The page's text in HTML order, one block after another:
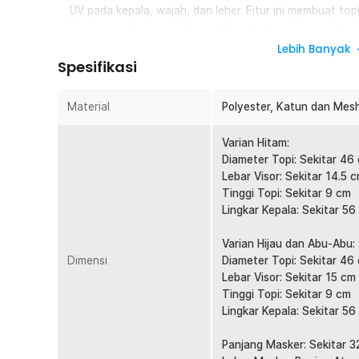
UV pada kepala, wajah, dan leher. Fitur ini membuat
memancing, trekking, hingga pekerjaan lapangan.
Desain Visor Lebar 360° + Masker Leher
masker membantu mengurangi paparan debu dan
Masker dapat digunakan sesuai kebutuhan untuk
Bahan Tahan Air dan Cepat Kering
Perpaduan bahan polyester dan katun menghasilkan
cepat kering setelah terkena keringat atau hujan
untuk penggunaan jangka panjang sebagai topi
Ventilasi Jaring Bernapas
Panel mesh pada bagian samping menjaga sirkulasi
lebih sejuk. Fitur breathable membuat topi hiking, topi
dalam waktu lama tanpa mudah gerah. Sangat ideal
Nyaman dan Stabil Digunakan
Lebih Banyak
Spesifikasi
Material Polyester, Katun dan
Dimensi
Varian Hitam:
Diameter Topi: Sekitar 46
Lebar Visor: Sekitar 14.5
Tinggi Topi: Sekitar 9 cm
Lingkar Kepala: Sekitar
Varian Hijau dan Abu-Abu:
Diameter Topi: Sekitar 46
Lebar Visor: Sekitar 15 cm
Tinggi Topi: Sekitar 9 cm
Lingkar Kepala: Sekitar
Panjang Masker: Sekitar